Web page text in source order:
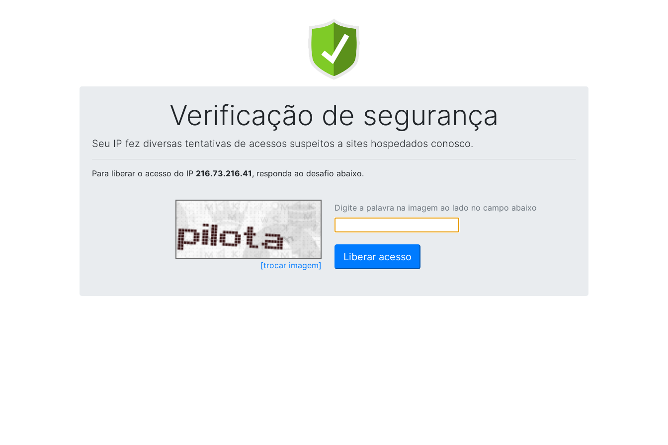
Verificação de segurança
Seu IP fez diversas tentativas de acessos suspeitos a sites hospedados conosco.
Para liberar o acesso do IP 216.73.216.41, responda ao desafio abaixo.
[trocar imagem]
Digite a palavra na imagem ao lado no campo abaixo